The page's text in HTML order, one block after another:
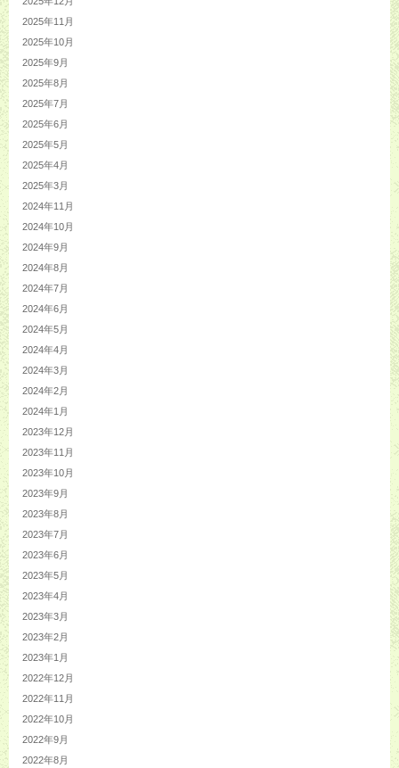
2025年11月
2025年10月
2025年9月
2025年8月
2025年7月
2025年6月
2025年5月
2025年4月
2025年3月
2024年11月
2024年10月
2024年9月
2024年8月
2024年7月
2024年6月
2024年5月
2024年4月
2024年3月
2024年2月
2024年1月
2023年12月
2023年11月
2023年10月
2023年9月
2023年8月
2023年7月
2023年6月
2023年5月
2023年4月
2023年3月
2023年2月
2023年1月
2022年12月
2022年11月
2022年10月
2022年9月
2022年8月